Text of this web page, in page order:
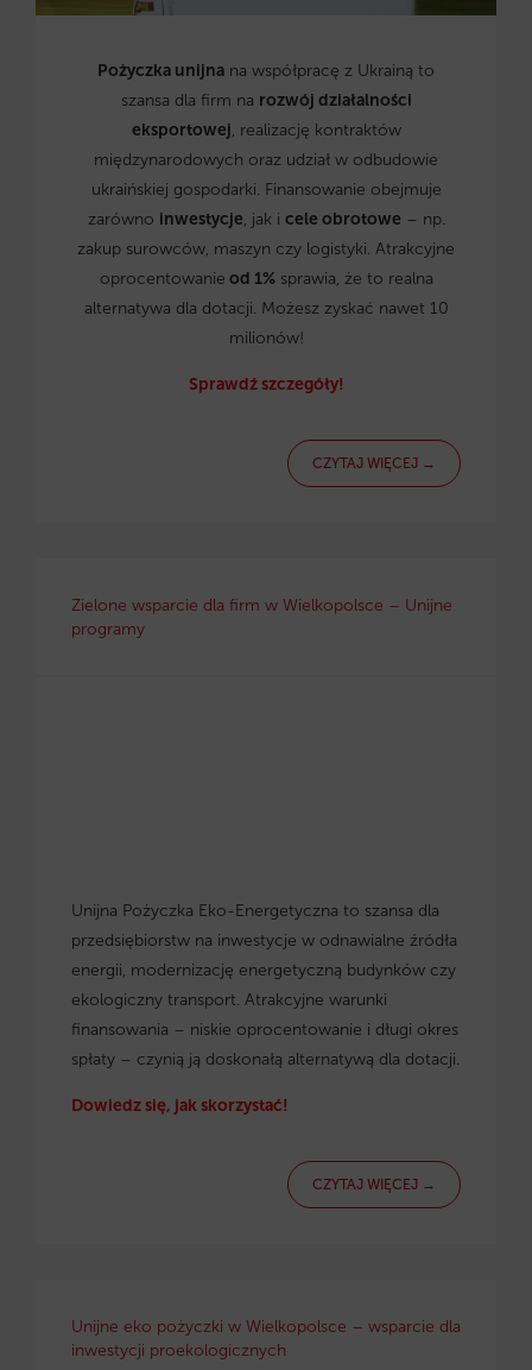
Pożyczka unijna na współpracę z Ukrainą to
szansa dla firm na rozwój działalności
eksportowej, realizację kontraktów
międzynarodowych oraz udział w odbudowie
ukraińskiej gospodarki. Finansowanie obejmuje
zarówno inwestycje, jak i cele obrotowe – np.
zakup surowców, maszyn czy logistyki. Atrakcyjne
oprocentowanie od 1%sprawia, że to realna
alternatywa dla dotacji. Możesz zyskać nawet 10
milionów!
Sprawdź szczegóły!
CZYTAJ WIĘCEJ →
Zielone wsparcie dla firm w Wielkopolsce – Unijne
programy
Unijna Pożyczka Eko-Energetyczna to szansa dla
przedsiębiorstw na inwestycje w odnawialne źródła
energii, modernizację energetyczną budynków czy
ekologiczny transport. Atrakcyjne warunki
finansowania – niskie oprocentowanie i długi okres
spłaty – czynią ją doskonałą alternatywą dla dotacji.
Dowiedz się, jak skorzystać!
CZYTAJ WIĘCEJ →
Unijne eko pożyczki w Wielkopolsce – wsparcie dla
inwestycji proekologicznych